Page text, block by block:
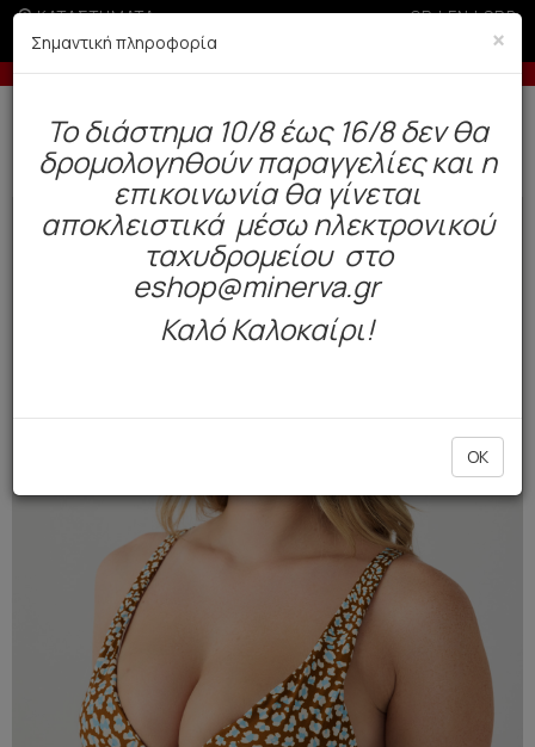
ΚΑΤΑΣΤΗΜΑΤΑ GR|EN|SRB
με πιστωτική άνω των 100€ -5% σε παραγγελίες
Δωρεάν αποστολή άνω των 49€. Παράδοση σε 3-5 εργάσιμες.
Μαγιό Γυναικεία Μπικίνι
NEW
×
Σημαντική πληροφορία
To διάστημα 10/8 έως 16/8 δεν θα
δρομολογηθούν παραγγελίες και η
επικοινωνία θα γίνεται
αποκλειστικά μέσω ηλεκτρονικού
ταχυδρομείου στο
eshop@minerva.gr
Καλό Καλοκαίρι!
OK